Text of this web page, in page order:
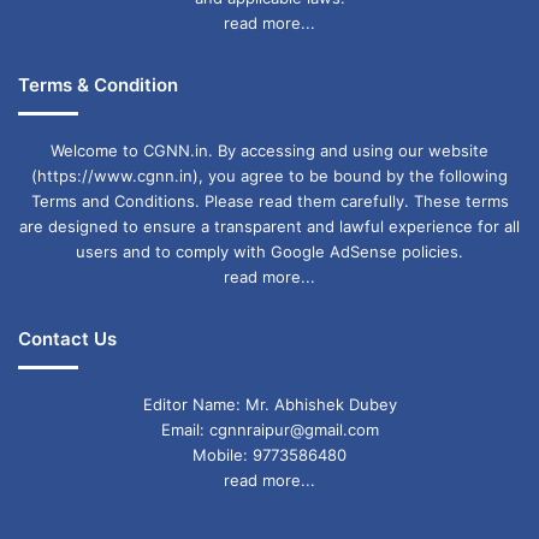
अब 31 अगस्त को राजधानी रायपुर के बस स्टैंड में एक
अधेड़ महिला के साथ दुष्कर्म का मामला सामने आया है, जहां
आरोपी ने कोल्डड्रिंक में नशीला पदार्थ मिलाकर महिला के
साथ दुष्कर्म की घटना को अंजाम दिया है। टिकरापारा थाना
में नशीला पदार्थ मिलाकर महिला को दिया, महिला के बेसुध
विवाद की वजह से पिछले तीन दिनों से घर छोड़कर रायपुर
बस स्टैंड के पास रह रही थी। इस दौरान आरोपी ने अधेड़
read more...
Terms & Condition
Welcome to CGNN.in. By accessing and using our website
(https://www.cgnn.in), you agree to be bound by the following
Terms and Conditions. Please read them carefully. These terms
are designed to ensure a transparent and lawful experience for all
users and to comply with Google AdSense policies.
read more...
Contact Us
Editor Name: Mr. Abhishek Dubey
Email: cgnnraipur@gmail.com
Mobile: 9773586480
read more...